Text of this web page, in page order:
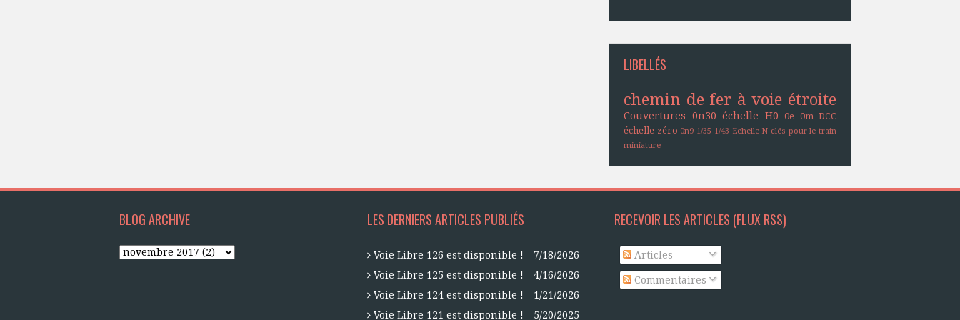
LIBELLÉS
chemin de fer à voie étroite
Couvertures 0n30 échelle H0 0e 0m DCC
échelle zéro 0n9 1/35 1/43 Echelle N clés pour le train
miniature
BLOG ARCHIVE LES DERNIERS ARTICLES PUBLIÉS
Voie Libre 126 est disponible ! - 7/18/2026
Voie Libre 125 est disponible ! - 4/16/2026
Voie Libre 124 est disponible ! - 1/21/2026
Voie Libre 121 est disponible ! - 5/20/2025
RECEVOIR LES ARTICLES (FLUX RSS)
Articles
Commentaires